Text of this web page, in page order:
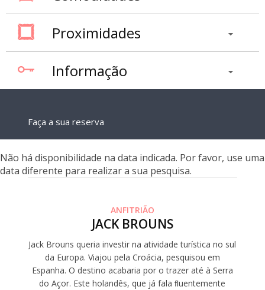
Proximidades
Informação
Faça a sua reserva
Não há disponibilidade na data indicada. Por favor, use uma
data diferente para realizar a sua pesquisa.
ANFITRIÃO
JACK BROUNS
Jack Brouns queria investir na atividade turística no sul
da Europa. Viajou pela Croácia, pesquisou em
Espanha. O destino acabaria por o trazer até à Serra
do Açor. Este holandês, que já fala ﬂuentemente